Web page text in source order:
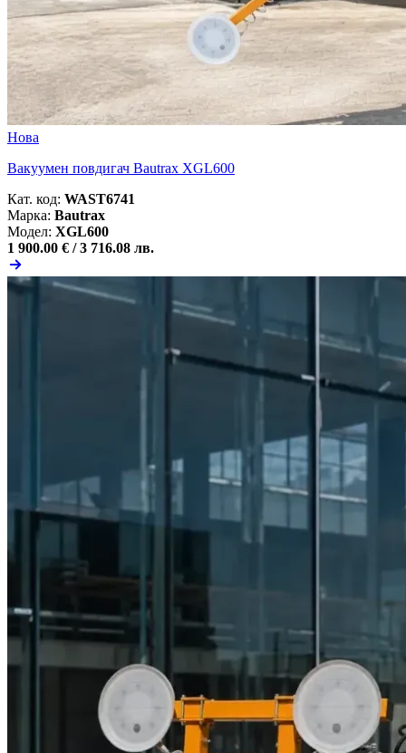
Нова
Вакуумен повдигач Bautrax XGL600
Кат. код: WAST6741
Марка: Bautrax
Модел: XGL600
1 900.00 € / 3 716.08 лв.